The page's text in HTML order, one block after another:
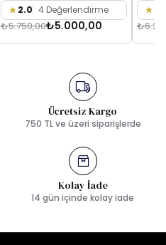
2.0 4 Değerlendirme
₺5.750,00₺5.000,00
Ücretsiz Kargo
750 TL ve üzeri siparişlerde
Kolay İade
14 gün içinde kolay iade